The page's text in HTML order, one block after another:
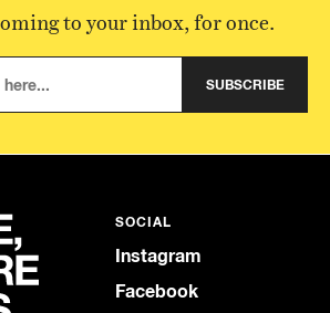
to your inbox, for once.
SUBSCRIBE
SOCIAL
Instagram
Facebook